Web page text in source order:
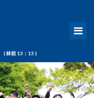
( 林前 13：13 )